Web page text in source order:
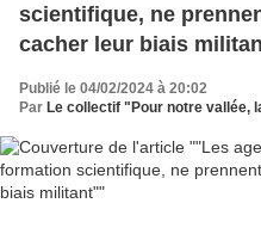
scientifique, ne
cacher leur biais
Publié le 04/02/2024 à 20:02
Par Le collectif "Pour notre vallée,